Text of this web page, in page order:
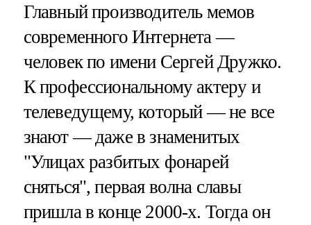
Главный производитель мемов
современного Интернета —
человек по имени Сергей Дружко.
К профессиональному актеру и
телеведущему, который — не все
знают — даже в знаменитых
"Улицах разбитых фонарей
сняться", первая волна славы
пришла в конце 2000-х. Тогда он